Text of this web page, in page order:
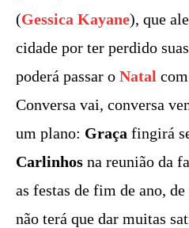
(Gessica Kayane), que
cidade por ter perdido
poderá passar o Natal
Conversa vai, conversa
um plano: Graça fingirá
Carlinhos na reunião da
as festas de fim de ano,
não terá que dar muitas